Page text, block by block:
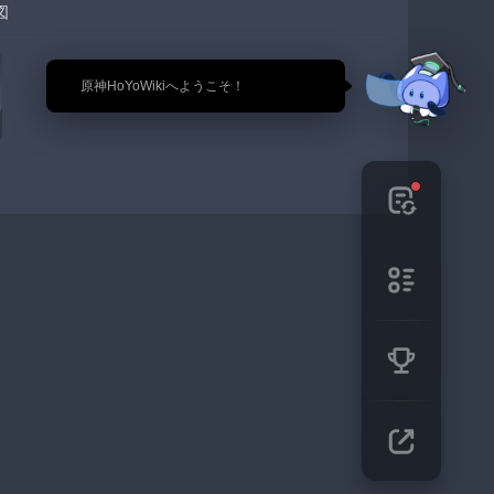
🎉 原神HoYoWikiへようこそ！